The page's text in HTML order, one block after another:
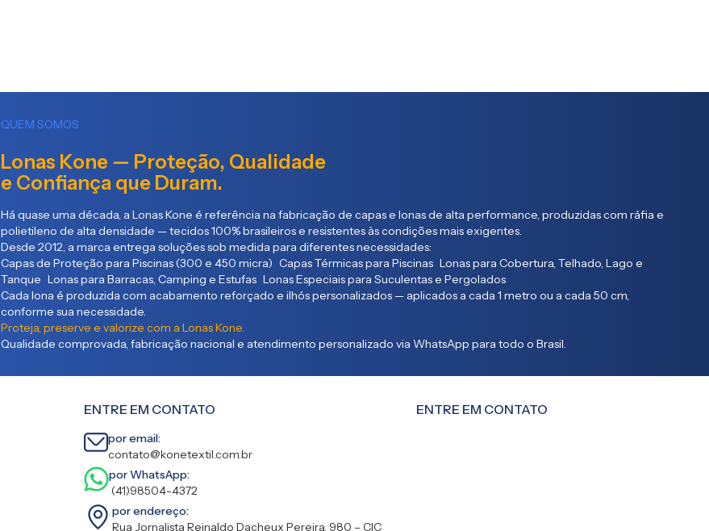
QUEM SOMOS
Lonas Kone — Proteção, Qualidade
e Confiança que Duram.
Há quase uma década, a Lonas Kone é referência na fabricação de capas e lonas de alta performance, produzidas com ráfia e
polietileno de alta densidade — tecidos 100% brasileiros e resistentes às condições mais exigentes.
Desde 2012, a marca entrega soluções sob medida para diferentes necessidades:
Capas de Proteção para Piscinas (300 e 450 micra) Capas Térmicas para Piscinas Lonas para Cobertura, Telhado, Lago e
Tanque Lonas para Barracas, Camping e Estufas Lonas Especiais para Suculentas e Pergolados
Cada lona é produzida com acabamento reforçado e ilhós personalizados — aplicados a cada 1 metro ou a cada 50 cm,
conforme sua necessidade.
Proteja, preserve e valorize com a Lonas Kone.
Qualidade comprovada, fabricação nacional e atendimento personalizado via WhatsApp para todo o Brasil.
ENTRE EM CONTATO
por email:
contato@konetextil.com.br
por WhatsApp:
(41)98504-4372
por endereço:
Rua Jornalista Reinaldo Dacheux Pereira, 980 – CIC
ENTRE EM CONTATO